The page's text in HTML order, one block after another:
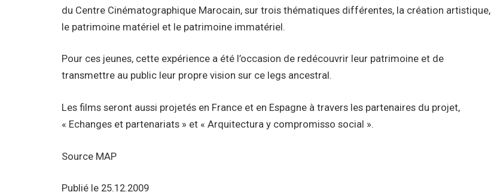
du Centre Cinématographique Marocain, sur trois thématiques différentes, la création artistique,
le patrimoine matériel et le patrimoine immatériel.
Pour ces jeunes, cette expérience a été l’occasion de redécouvrir leur patrimoine et de
transmettre au public leur propre vision sur ce legs ancestral.
Les films seront aussi projetés en France et en Espagne à travers les partenaires du projet,
« Echanges et partenariats » et « Arquitectura y compromisso social ».
Source MAP
Publié le 25.12.2009